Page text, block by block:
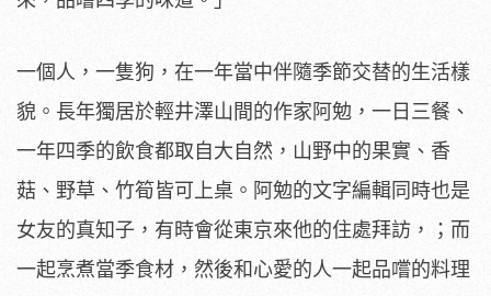
一個人，一隻狗，在一年當中伴隨季節交替的生活樣
貌。 長年獨居於輕井澤山間的作家阿勉，一日三餐、
一年四季的飲食都取自大自然，山野中的果實、香
菇、野草、 竹筍皆可上桌。阿勉的文字編輯同時也是
女友的真知子， 有時會從東京來他的住處拜訪，；而
一起烹煮當季食材， 然後和心愛的人一起品嚐的料理